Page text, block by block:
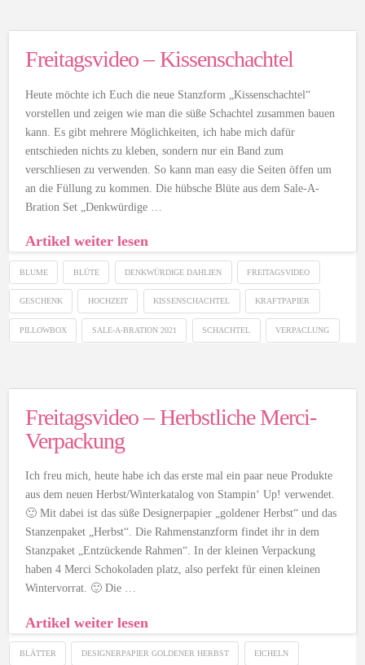
Freitagsvideo – Kissenschachtel
Heute möchte ich Euch die neue Stanzform „Kissenschachtel“
vorstellen und zeigen wie man die süße Schachtel zusammen bauen
kann. Es gibt mehrere Möglichkeiten, ich habe mich dafür
entschieden nichts zu kleben, sondern nur ein Band zum
verschliesen zu verwenden. So kann man easy die Seiten öffen um
an die Füllung zu kommen. Die hübsche Blüte aus dem Sale-A-
Bration Set „Denkwürdige …
Artikel weiter lesen
BLUME BLÜTE DENKWÜRDIGE DAHLIEN FREITAGSVIDEO
GESCHENK HOCHZEIT KISSENSCHACHTEL KRAFTPAPIER
PILLOWBOX SALE-A-BRATION 2021 SCHACHTEL VERPACLUNG
Freitagsvideo – Herbstliche Merci-
Verpackung
Ich freu mich, heute habe ich das erste mal ein paar neue Produkte
aus dem neuen Herbst/Winterkatalog von Stampin‘ Up! verwendet.
🙂 Mit dabei ist das süße Designerpapier „goldener Herbst“ und das
Stanzenpaket „Herbst“. Die Rahmenstanzform findet ihr in dem
Stanzpaket „Entzückende Rahmen“. In der kleinen Verpackung
haben 4 Merci Schokoladen platz, also perfekt für einen kleinen
Wintervorrat. 🙂 Die …
Artikel weiter lesen
BLÄTTER DESIGNERPAPIER GOLDENER HERBST EICHELN